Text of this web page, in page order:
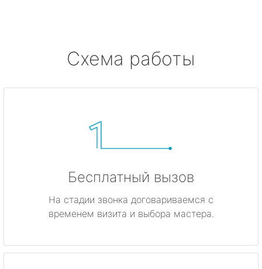
Схема работы
Бесплатный вызов
На стадии звонка договариваемся с
временем визита и выбора мастера.